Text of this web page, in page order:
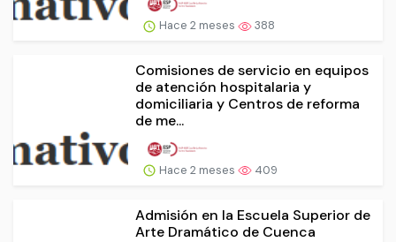
Hace 2 meses 388
Comisiones de servicio en equipos
de atención hospitalaria y
domiciliaria y Centros de reforma
de me...
Hace 2 meses 409
Admisión en la Escuela Superior de
Arte Dramático de Cuenca